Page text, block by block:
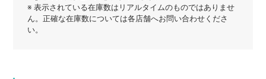
※ 表示されている在庫数はリアルタイムのものではありませ
ん。正確な在庫数については各店舗へお問い合わせくださ
い。